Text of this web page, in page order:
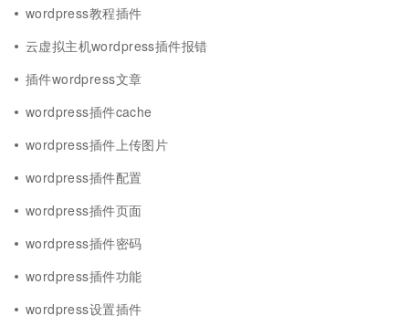
wordpress教程插件
云虚拟主机wordpress插件报错
插件wordpress文章
wordpress插件cache
wordpress插件上传图片
wordpress插件配置
wordpress插件页面
wordpress插件密码
wordpress插件功能
wordpress设置插件